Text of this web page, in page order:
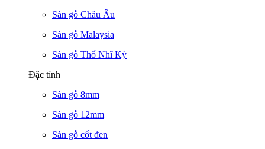
Sàn gỗ Châu Âu
Sàn gỗ Malaysia
Sàn gỗ Thổ Nhĩ Kỳ
Đặc tính
Sàn gỗ 8mm
Sàn gỗ 12mm
Sàn gỗ cốt đen